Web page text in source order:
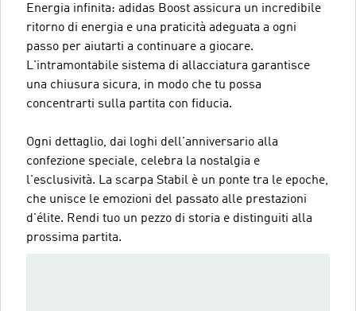
Energia infinita: adidas Boost assicura un incredibile
ritorno di energia e una praticità adeguata a ogni
passo per aiutarti a continuare a giocare.
L'intramontabile sistema di allacciatura garantisce
una chiusura sicura, in modo che tu possa
concentrarti sulla partita con fiducia.
Ogni dettaglio, dai loghi dell'anniversario alla
confezione speciale, celebra la nostalgia e
l'esclusività. La scarpa Stabil è un ponte tra le epoche,
che unisce le emozioni del passato alle prestazioni
d'élite. Rendi tuo un pezzo di storia e distinguiti alla
prossima partita.